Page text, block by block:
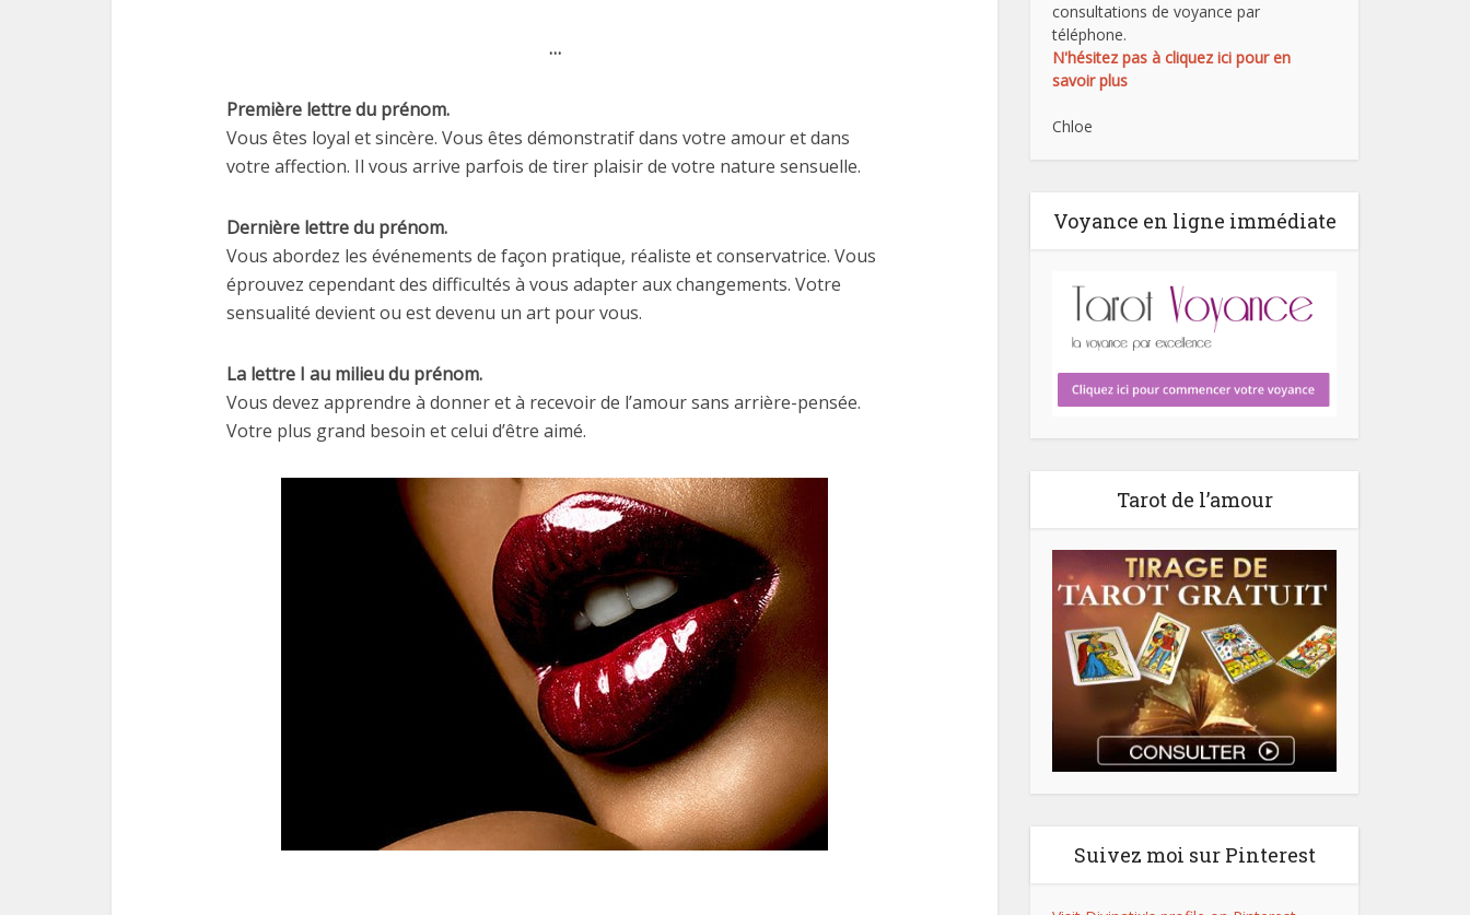
…
Première lettre du prénom.
Vous êtes loyal et sincère. Vous êtes démonstratif dans votre amour et dans
votre affection. Il vous arrive parfois de tirer plaisir de votre nature sensuelle.
Dernière lettre du prénom.
Vous abordez les événements de façon pratique, réaliste et conservatrice. Vous
éprouvez cependant des difficultés à vous adapter aux changements. Votre
sensualité devient ou est devenu un art pour vous.
La lettre I au milieu du prénom.
Vous devez apprendre à donner et à recevoir de l’amour sans arrière-pensée.
Votre plus grand besoin et celui d’être aimé.
consultations de voyance par
téléphone.
N'hésitez pas à cliquez ici pour en
savoir plus
Chloe
Voyance en ligne immédiate
Tarot de l’amour
Suivez moi sur Pinterest